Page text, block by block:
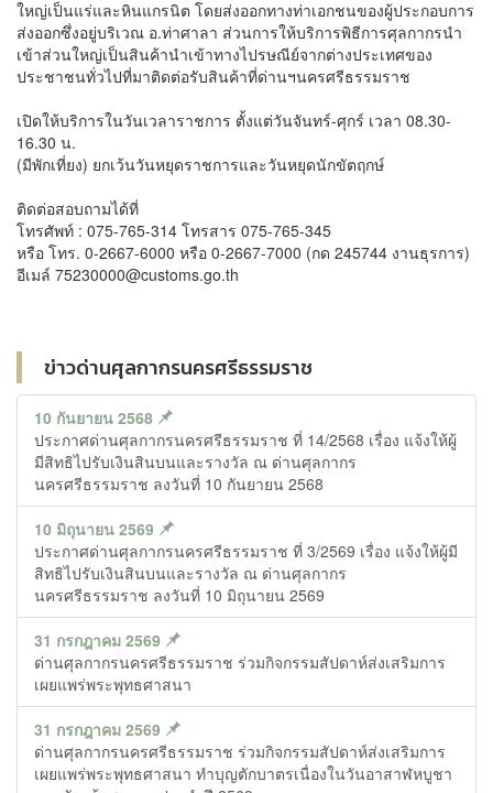
ใหญ่เป็นแร่และหินแกรนิต โดยส่งออกทางท่าเอกชนของผู้ประกอบการ
ส่งออกซึ่งอยู่บริเวณ อ.ท่าศาลา ส่วนการให้บริการพิธีการศุลกากรนำ
เข้าส่วนใหญ่เป็นสินค้านำเข้าทางไปรษณีย์จากต่างประเทศของ
ประชาชนทั่วไปที่มาติดต่อรับสินค้าที่ด่านฯนครศรีธรรมราช
เปิดให้บริการในวันเวลาราชการ ตั้งแต่วันจันทร์-ศุกร์ เวลา 08.30-
16.30 น.
(มีพักเที่ยง) ยกเว้นวันหยุดราชการและวันหยุดนักขัตฤกษ์
ติดต่อสอบถามได้ที่
โทรศัพท์ : 075-765-314 โทรสาร 075-765-345
หรือ โทร. 0-2667-6000 หรือ 0-2667-7000 (กด 245744 งานธุรการ)
อีเมล์ 75230000@customs.go.th
ข่าวด่านศุลกากรนครศรีธรรมราช
10 กันยายน 2568
ประกาศด่านศุลกากรนครศรีธรรมราช ที่ 14/2568 เรื่อง แจ้งให้ผู้
มีสิทธิไปรับเงินสินบนและรางวัล ณ ด่านศุลกากร
นครศรีธรรมราช ลงวันที่ 10 กันยายน 2568
10 มิถุนายน 2569
ประกาศด่านศุลกากรนครศรีธรรมราช ที่ 3/2569 เรื่อง แจ้งให้ผู้มี
สิทธิไปรับเงินสินบนและรางวัล ณ ด่านศุลกากร
นครศรีธรรมราช ลงวันที่ 10 มิถุนายน 2569
31 กรกฎาคม 2569
ด่านศุลกากรนครศรีธรรมราช ร่วมกิจกรรมสัปดาห์ส่งเสริมการ
เผยแพร่พระพุทธศาสนา
31 กรกฎาคม 2569
ด่านศุลกากรนครศรีธรรมราช ร่วมกิจกรรมสัปดาห์ส่งเสริมการ
เผยแพร่พระพุทธศาสนา ทำบุญตักบาตรเนื่องในวันอาสาฬหบูชา